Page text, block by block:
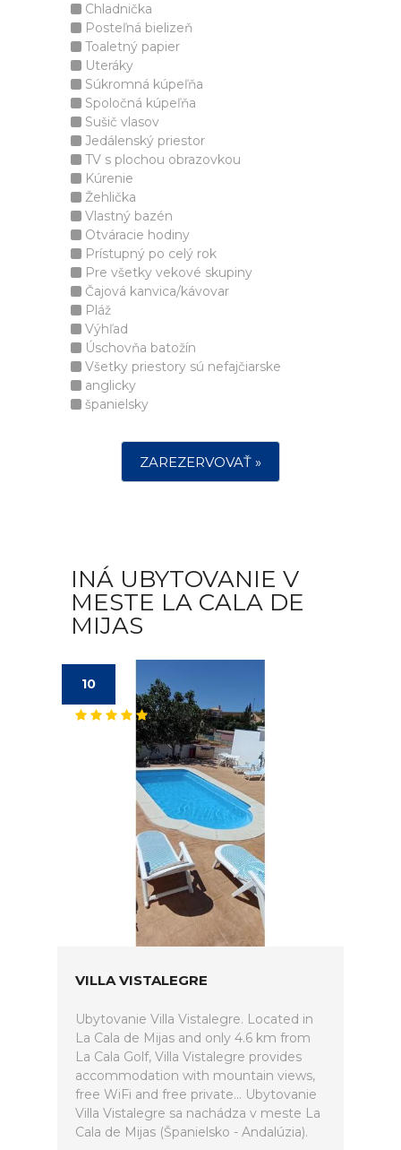
Chladnička
Posteľná bielizeň
Toaletný papier
Uteráky
Súkromná kúpeľňa
Spoločná kúpeľňa
Sušič vlasov
Jedálenský priestor
TV s plochou obrazovkou
Kúrenie
Žehlička
Vlastný bazén
Otváracie hodiny
Prístupný po celý rok
Pre všetky vekové skupiny
Čajová kanvica/kávovar
Pláž
Výhľad
Úschovňa batožín
Všetky priestory sú nefajčiarske
anglicky
španielsky
ZAREZERVOVAŤ »
INÁ UBYTOVANIE V
MESTE LA CALA DE
MIJAS
10
VILLA VISTALEGRE
Ubytovanie Villa Vistalegre. Located in
La Cala de Mijas and only 4.6 km from
La Cala Golf, Villa Vistalegre provides
accommodation with mountain views,
free WiFi and free private... Ubytovanie
Villa Vistalegre sa nachádza v meste La
Cala de Mijas (Španielsko - Andalúzia).